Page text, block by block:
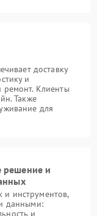
доставку
и
ремонт. Клиенты
Также
для
решение и
инструментов,
данными:
и